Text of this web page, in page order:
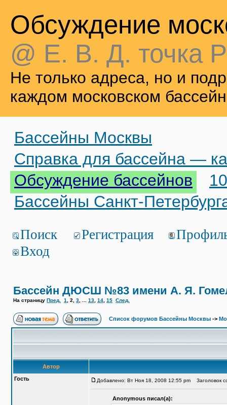
Обсуждение
@ Е. В. Д. точка
Не только адреса, но и
каждом московском
Бассейны Москвы
Справка для бассейна —
Обсуждение бассейнов
Бассейны Санкт-
Поиск Регистрация
Вход
Бассейн ДЮСШ №83 имени А. Я.
На страницу Пред. 1 2 3 13 14 15 След.
Список форумов Бассейны Москвы ->
Автор
Гость
Добавлено: Вт Ноя 18, 2008 12:55 pm Заголовок
Anonymous писал(а):